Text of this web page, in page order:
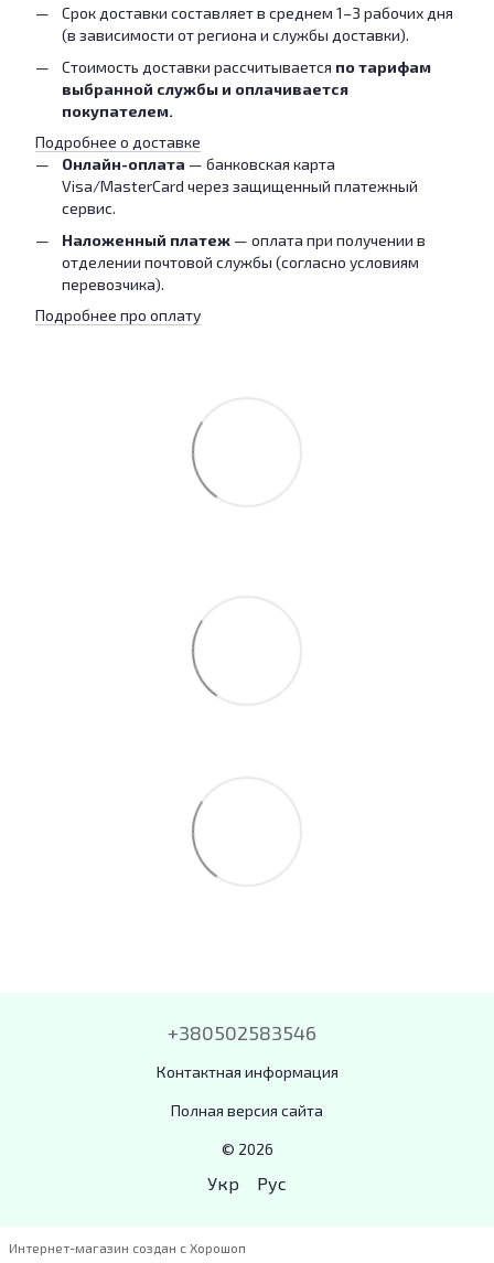
Срок доставки составляет в среднем 1–3 рабочих дня
(в зависимости от региона и службы доставки).
Стоимость доставки рассчитывается по тарифам
выбранной службы и оплачивается
покупателем.
Подробнее о доставке
Онлайн-оплата — банковская карта
Visa/MasterCard через защищенный платежный
сервис.
Наложенный платеж — оплата при получении в
отделении почтовой службы (согласно условиям
перевозчика).
Подробнее про оплату
+380502583546
Контактная информация
Полная версия сайта
© 2026
Укр Рус
Интернет-магазин создан с Хорошоп